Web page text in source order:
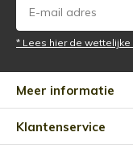
* Lees hier de
Meer informatie
Klantenservice